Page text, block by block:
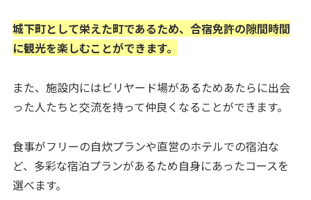
城下町として栄えた町であるため、合宿免許の隙間時間
に観光を楽しむことができます。
また、施設内にはビリヤード場があるためあたらに出会
った人たちと交流を持って仲良くなることができます。
食事がフリーの自炊プランや直営のホテルでの宿泊な
ど、多彩な宿泊プランがあるため自身にあったコースを
選べます。